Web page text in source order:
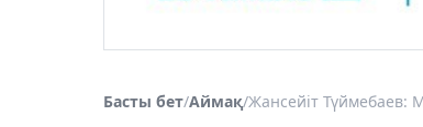
Басты бет/Аймақ/Жансейіт Түймебаев: